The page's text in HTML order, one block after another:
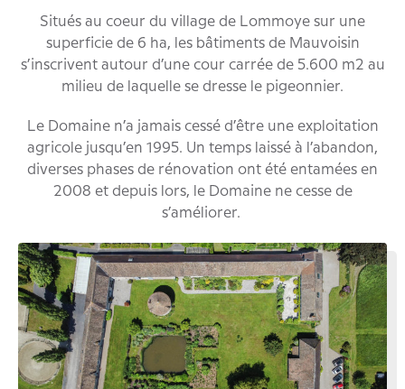
Situés au coeur du village de Lommoye sur une
superficie de 6 ha, les bâtiments de Mauvoisin
s’inscrivent autour d’une cour carrée de 5.600 m2 au
milieu de laquelle se dresse le pigeonnier.
Le Domaine n’a jamais cessé d’être une exploitation
agricole jusqu’en 1995. Un temps laissé à l’abandon,
diverses phases de rénovation ont été entamées en
2008 et depuis lors, le Domaine ne cesse de
s’améliorer.